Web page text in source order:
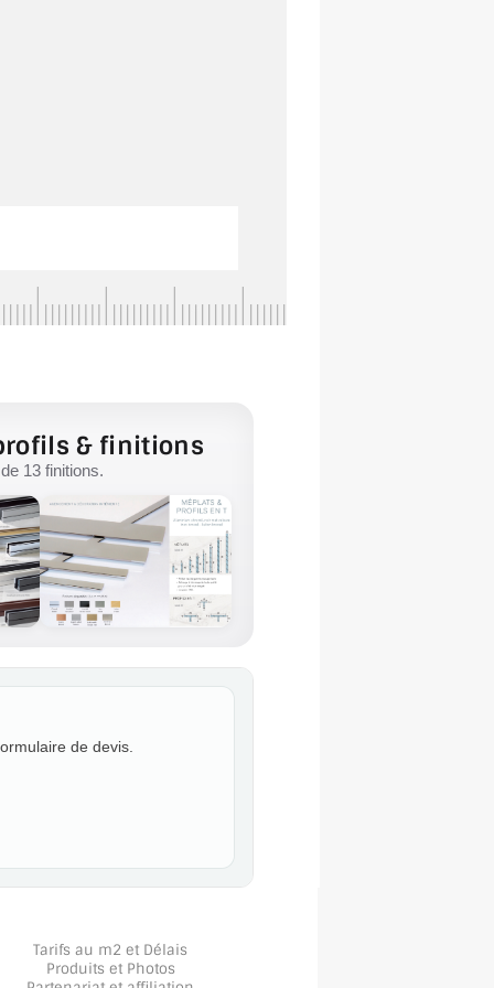
& finitions
13 finitions.
de devis.
Tarifs au m2 et Délais
Produits et Photos